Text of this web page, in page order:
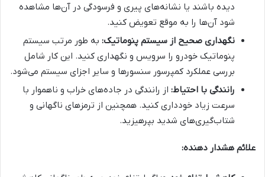
دیده باشند یا نشانه‌های پیری و فرسودگی در آن‌ها مشاهده
شود آن‌ها را به موقع تعویض کنید.
نگهداری صحیح از سیستم پنوماتیک: به طور مرتب سیستم
پنوماتیک خودرو را سرویس و نگهداری کنید. این کار شامل
بررسی عملکرد کمپرسور سنسورها و سایر اجزای سیستم می‌شود.
رانندگی با احتیاط: از رانندگی در جاده‌های خراب و ناهموار با
سرعت زیاد خودداری کنید. همچنین از ترمزهای ناگهانی و
شتاب‌گیری‌های شدید بپرهیزید.
علائم هشدار دهنده: